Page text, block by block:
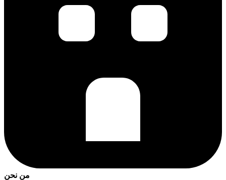
من نحن